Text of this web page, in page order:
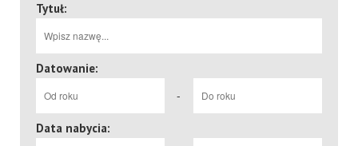
Tytuł:
Datowanie:
-
Data nabycia: